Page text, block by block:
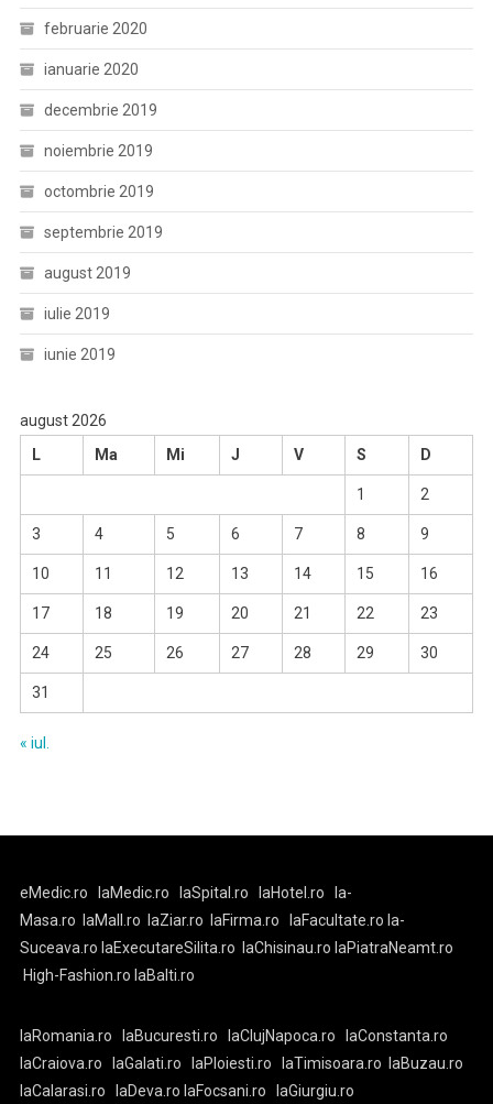
februarie 2020
ianuarie 2020
decembrie 2019
noiembrie 2019
octombrie 2019
septembrie 2019
august 2019
iulie 2019
iunie 2019
august 2026
L
Ma Mi J V S D
1 2
3 4 5 6 7 8 9
10 11 12 13 14 15 16
17 18 19 20 21 22 23
24 25 26 27 28 29 30
31
« iul.
eMedic.ro laMedic.ro laSpital.ro laHotel.ro
la-
Masa.ro
laMall.ro laZiar.ro laFirma.ro laFacultate.ro la-
Suceava.ro laExecutareSilita.ro laChisinau.ro laPiatraNeamt.ro
High-Fashion.ro laBalti.ro
laRomania.ro laBucuresti.ro laClujNapoca.ro
laConstanta.ro
laCraiova.ro
laGalati.ro laPloiesti.ro laTimisoara.ro
laBuzau.ro
laCalarasi.ro
laDeva.ro laFocsani.ro laGiurgiu.ro